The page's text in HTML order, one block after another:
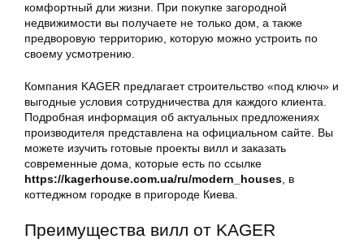
комфортный дли жизни. При покупке загородной
недвижимости вы получаете не только дом, а также
предворовую территорию, которую можно устроить по
своему усмотрению.
Компания KAGER предлагает строительство «под ключ» и
выгодные условия сотрудничества для каждого клиента.
Подробная информация об актуальных предложениях
производителя представлена на официальном сайте. Вы
можете изучить готовые проекты вилл и заказать
современные дома, которые есть по ссылке
https://kagerhouse.com.ua/ru/modern_houses , в
коттеджном городке в пригороде Киева.
Преимущества вилл от KAGER